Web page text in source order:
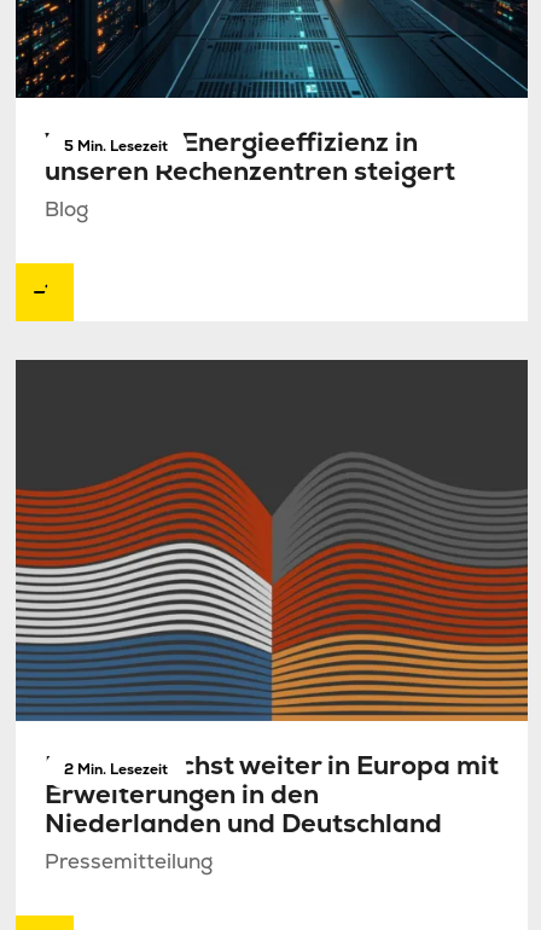
5 Min. Lesezeit
Wie KI die Energieeffizienz in
unseren Rechenzentren steigert
Blog
2 Min. Lesezeit
NorthC wächst weiter in Europa mit
Erweiterungen in den
Niederlanden und Deutschland
Pressemitteilung